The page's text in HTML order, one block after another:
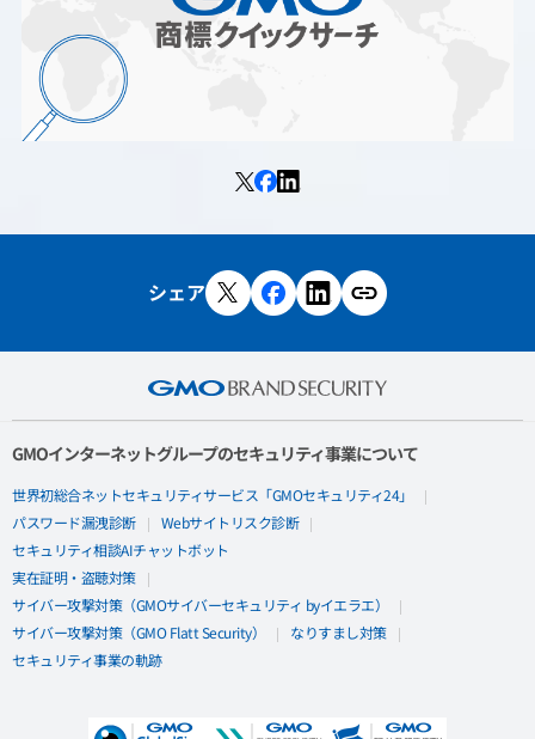
シェア
GMOインターネットグループのセキュリティ事業について
世界初総合ネットセキュリティサービス「GMOセキュリティ24」
パスワード漏洩診断 Webサイトリスク診断
セキュリティ相談AIチャットボット
実在証明・盗聴対策
サイバー攻撃対策（GMOサイバーセキュリティ byイエラエ）
サイバー攻撃対策（GMO Flatt Security） なりすまし対策
セキュリティ事業の軌跡